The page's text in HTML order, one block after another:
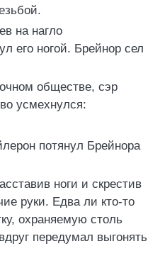
на нагло
его ногой. Брейнор сел
обществе, сэр
усмехнулся:
потянул Брейнора
ноги и скрестив
руки. Едва ли кто-то
охраняемую столь
передумал выгонять